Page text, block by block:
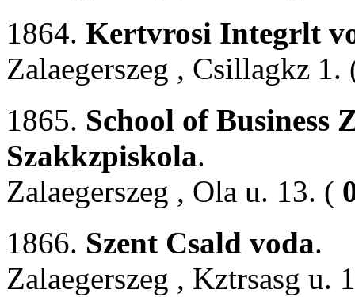
1864. Kertvrosi Integrlt
Zalaegerszeg , Csillagkz
1865. School of Business
Szakkzpiskola.
Zalaegerszeg , Ola u. 13. (
1866. Szent Csald voda.
Zalaegerszeg , Kztrsasg u.